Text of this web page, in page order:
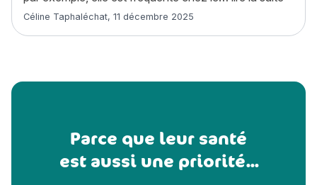
Article rédigé par
Céline Taphaléchat, 11 décembre 2025
Parce que leur santé
est aussi une priorité...